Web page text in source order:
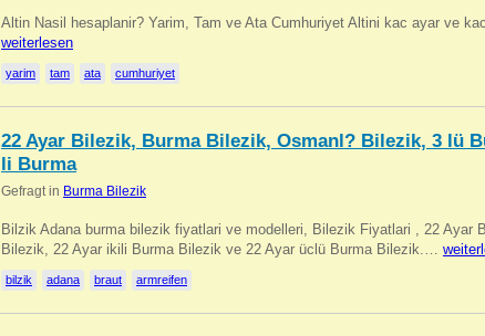
Altin Nasil hesaplanir? Yarim, Tam ve Ata Cumhuriyet Altini kac ayar ve
weiterlesen
yarim tam ata cumhuriyet
22 Ayar Bilezik, Burma Bilezik, Osmanl? Bilezik, 3 lü
li Burma
Gefragt in Burma Bilezik
Bilzik Adana burma bilezik fiyatlari ve modelleri, Bilezik Fiyatlari , 22 Ayar
Bilezik, 22 Ayar ikili Burma Bilezik ve 22 Ayar üclü Burma Bilezik.…
bilzik adana braut armreifen